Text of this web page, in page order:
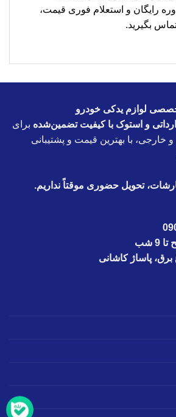
رایگان و استعلام فوری قیمت،
بگیرید.
لوازم یدکی خودرو
و استوک با کیفیت تضمین‌شده برای
و خارجی، با بهترین قیمت و پشتیبانی
تحویل حضوری موقتاً نداریم.
پاساژ کاشانی